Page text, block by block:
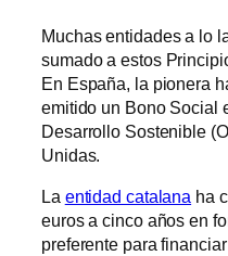
Muchas entidades a lo
sumado a estos
En España, la pionera
emitido un Bono Social
Desarrollo Sostenible
Unidas.
La entidad catalana ha
euros a cinco años en
preferente para